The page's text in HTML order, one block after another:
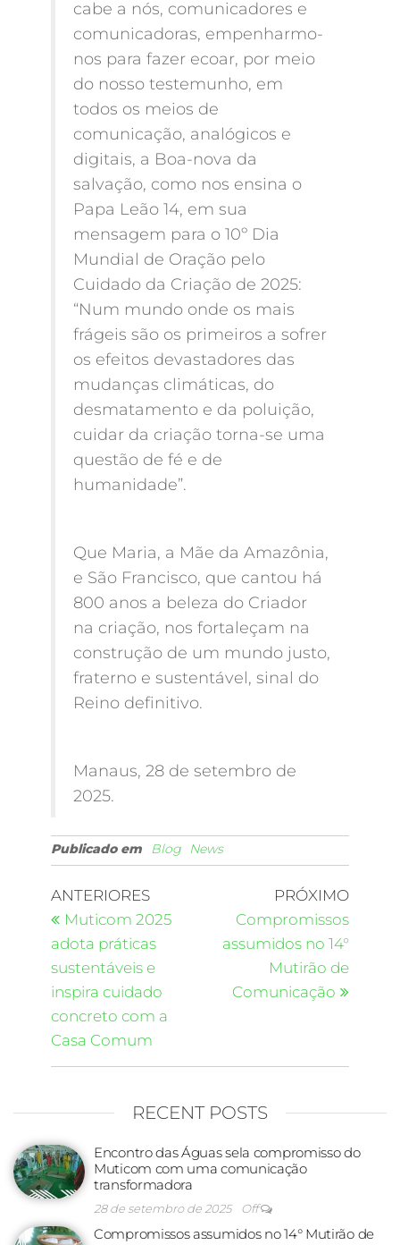
cabe a nós, comunicadores e
comunicadoras, empenharmo-
nos para fazer ecoar, por meio
do nosso testemunho, em
todos os meios de
comunicação, analógicos e
digitais, a Boa-nova da
salvação, como nos ensina o
Papa Leão 14, em sua
mensagem para o 10º Dia
Mundial de Oração pelo
Cuidado da Criação de 2025:
“Num mundo onde os mais
frágeis são os primeiros a sofrer
os efeitos devastadores das
mudanças climáticas, do
desmatamento e da poluição,
cuidar da criação torna-se uma
questão de fé e de
humanidade”.
Que Maria, a Mãe da Amazônia,
e São Francisco, que cantou há
800 anos a beleza do Criador
na criação, nos fortaleçam na
construção de um mundo justo,
fraterno e sustentável, sinal do
Reino definitivo.
Manaus, 28 de setembro de
2025.
Publicado em Blog News
ANTERIORES
Muticom 2025
adota práticas
sustentáveis e
inspira cuidado
concreto com a
Casa Comum
PRÓXIMO
Compromissos
assumidos no 14°
Mutirão de
Comunicação
RECENT POSTS
Encontro das Águas sela compromisso do
Muticom com uma comunicação
transformadora
28 de setembro de 2025 Off
Compromissos assumidos no 14° Mutirão de